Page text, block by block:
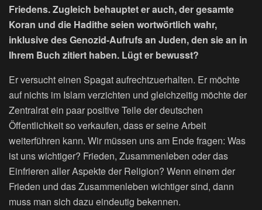
Friedens. Zugleich behauptet er auch, der gesamte
Koran und die Hadithe seien wortwörtlich wahr,
inklusive des Genozid-Aufrufs an Juden, den sie an in
Ihrem Buch zitiert haben. Lügt er bewusst?
Er versucht einen Spagat aufrechtzuerhalten. Er möchte
auf nichts im Islam verzichten und gleichzeitig möchte der
Zentralrat ein paar positive Teile der deutschen
Öffentlichkeit so verkaufen, dass er seine Arbeit
weiterführen kann. Wir müssen uns am Ende fragen: Was
ist uns wichtiger? Frieden, Zusammenleben oder das
Einfrieren aller Aspekte der Religion? Wenn einem der
Frieden und das Zusammenleben wichtiger sind, dann
muss man sich dazu eindeutig bekennen.